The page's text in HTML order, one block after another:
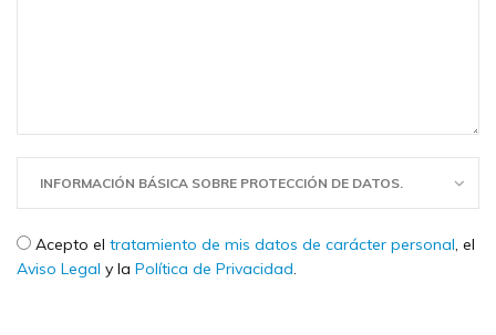
INFORMACIÓN BÁSICA SOBRE PROTECCIÓN DE DATOS.
Check legal *
Acepto el tratamiento de mis datos de carácter personal, el
Aviso Legal y la Política de Privacidad.